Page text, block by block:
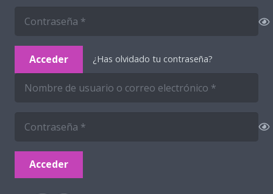
Acceder ¿Has olvidado tu contraseña?
Acceder